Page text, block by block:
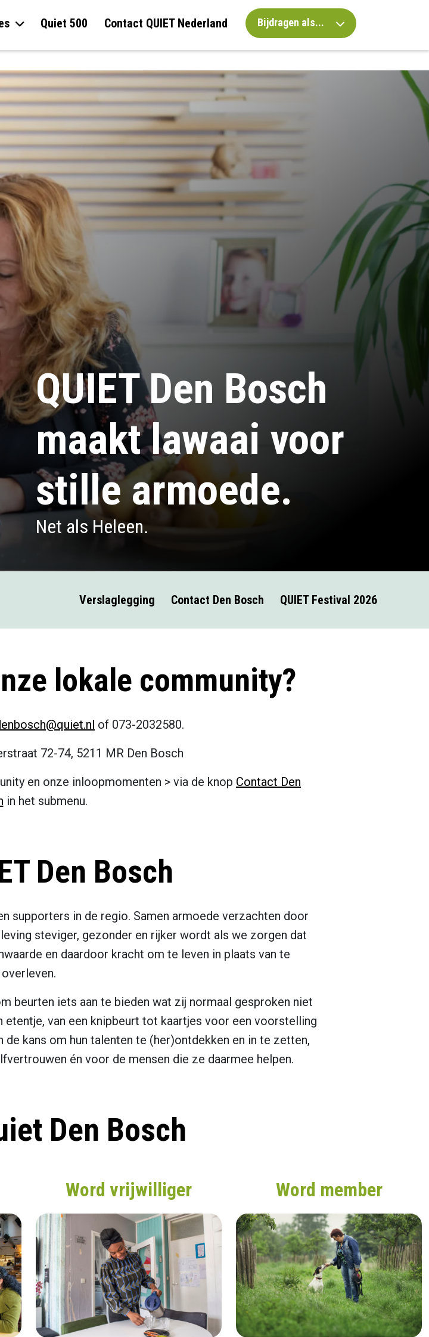
Quiet 500 Contact QUIET Nederland Bijdragen als...
QUIET Den Bosch
maakt lawaai voor
stille armoede.
Net als Heleen.
Verslaglegging Contact Den Bosch QUIET Festival 2026
lokale community?
of 073-2032580.
72-74, 5211 MR Den Bosch
en onze inloopmomenten > via de knop Contact Den
in het submenu.
Den Bosch
supporters in de regio. Samen armoede verzachten door
steviger, gezonder en rijker wordt als we zorgen dat
en daardoor kracht om te leven in plaats van te
overleven.
beurten iets aan te bieden wat zij normaal gesproken niet
etentje, van een knipbeurt tot kaartjes voor een voorstelling
kans om hun talenten te (her)ontdekken en in te zetten,
én voor de mensen die ze daarmee helpen.
Den Bosch
Word vrijwilliger Word member